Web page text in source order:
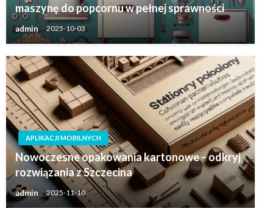
maszynę do popcornu w pełnej sprawności
admin 2025-10-03
APLIKACJI MOBILNYCH
Nowoczesne opakowania kartonowe – odkryj
rozwiązania z Szczecina
admin 2025-11-10